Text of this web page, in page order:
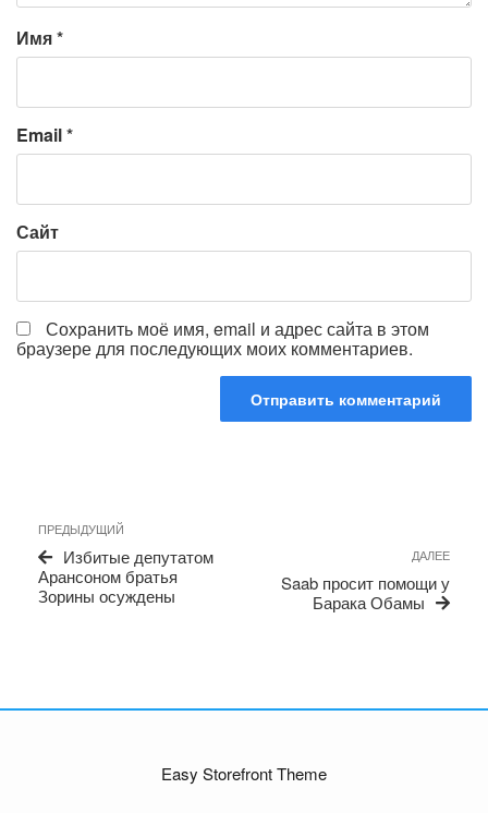
Имя*
Email*
Сайт
Сохранить моё имя, email и адрес сайта в этом
браузере для последующих моих комментариев.
по
записям
Предыдущая
запись
ПРЕДЫДУЩИЙ
Избитые депутатом
Арансоном братья
Зорины осуждены
ДАЛЕЕ
Saab просит помощи у
Барака Обамы
Easy Storefront Theme